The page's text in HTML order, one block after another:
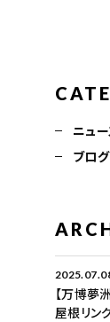
ニュ
ブログ
【万博夢
屋根リン